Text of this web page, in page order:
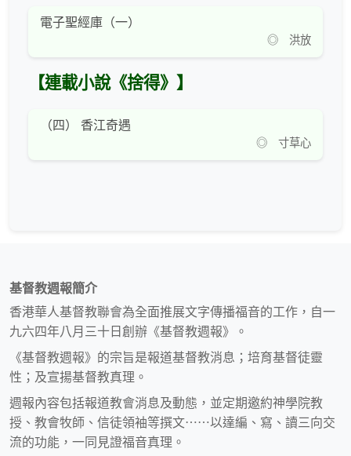
電子聖經庫（一）
◎ 洪放
【連載小說《捨得》】
（四） 香江奇遇
◎ 寸草心
基督教週報簡介
香港華人基督教聯會為全面推展文字傳播福音的工作，自一
九六四年八月三十日創辦《基督教週報》。
《基督教週報》的宗旨是報道基督教消息；培育基督徒靈
性；及宣揚基督教真理。
週報內容包括報道教會消息及動態，並定期邀約神學院教
授、教會牧師、信徒領袖等撰文⋯⋯以達編、寫、讀三向交
流的功能，一同見證福音真理。